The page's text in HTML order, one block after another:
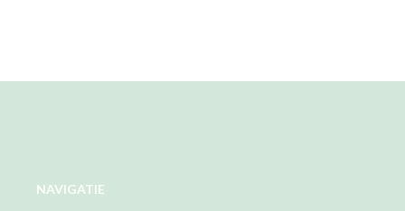
NAVIGATIE